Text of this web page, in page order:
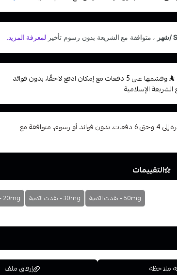
وقسّمها على 5 دفعات مع إمكان ادفع لاحقًا، بدون فوائد
الإسلامية
قسم دفعاتك بطريقة ميسرة إلى 4 وحتى 6 دفعات، بدون فوائد أو رسوم. متوافقة مع
التقييمات
50mg - نفدت الكمية 30mg - نفدت الكمية 20mg - نفدت الكمية
ملاحظة إرفاق ملف